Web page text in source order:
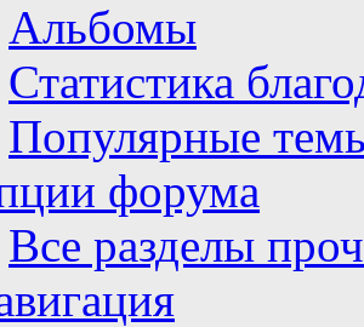
Альбомы
Статистика
Популярные
форума
Все разделы